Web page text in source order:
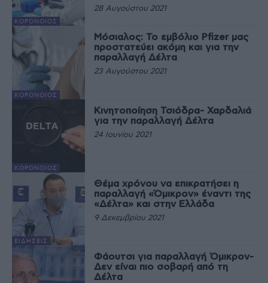
ΚΟΡΟΝΟΙΌΣ
28 Αυγούστου 2021
ΚΟΡΟΝΟΙΌΣ
Μόσιαλος: Το εμβόλιο Pfizer μας
προστατεύει ακόμη και για την
παραλλαγή Δέλτα
23 Αυγούστου 2021
ΚΟΡΟΝΟΙΌΣ
Κινητοποίηση Τσιόδρα- Χαρδαλιά
για την παραλλαγή Δέλτα
24 Ιουνίου 2021
ΕΙΔΉΣΕΙΣ
Θέμα χρόνου να επικρατήσει η
παραλλαγή «Όμικρον» έναντι της
«Δέλτα» και στην Ελλάδα
9 Δεκεμβρίου 2021
Φάουτσι για παραλλαγή Όμικρον-
Δεν είναι πιο σοβαρή από τη
Δέλτα